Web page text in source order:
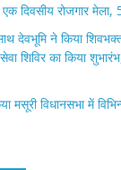
दिवसीय रोजगार मेला,
देवभूमि ने किया
शिविर का किया
मसूरी विधानसभा में